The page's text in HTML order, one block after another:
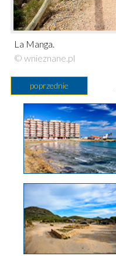
La Manga.
© wnieznane.pl
poprzednie